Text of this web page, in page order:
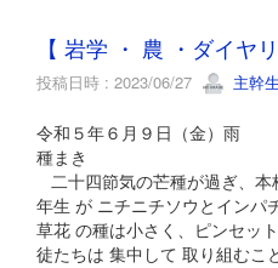
【 岩学 ・ 農 ・ダイヤ
投稿日時 : 2023/06/27 主幹
令和５年６月９日（金）雨
種まき
二十四節気の芒種が過ぎ、
年生 が ニチニチソウとインパ
草花 の種は小さく、ピンセッ
徒たちは 集中して 取り組むこ